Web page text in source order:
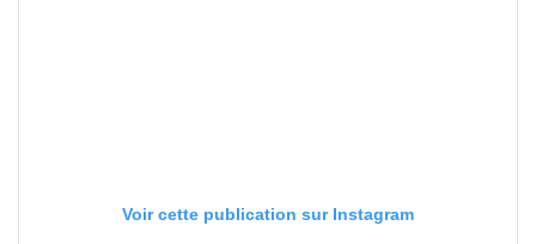
Voir cette publication sur Instagram